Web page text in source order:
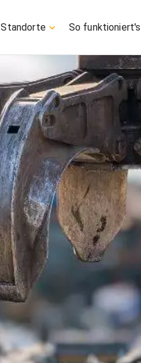
Standorte So funktioniert's